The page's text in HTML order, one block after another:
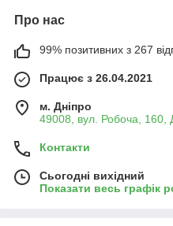
Про нас
99% позитивних з 267
Працює з 26.04.2021
м. Дніпро
49008, вул. Робоча, 160,
Контакти
Сьогодні вихідний
Показати весь графік